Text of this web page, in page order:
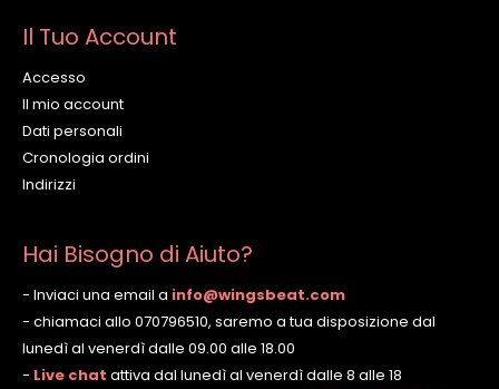
Il Tuo Account
Accesso
Il mio account
Dati personali
Cronologia ordini
Indirizzi
Hai Bisogno di Aiuto?
- Inviaci una email a info@wingsbeat.com
- chiamaci allo 070796510, saremo a tua disposizione dal
lunedì al venerdì dalle 09.00 alle 18.00
- Live chat attiva dal lunedì al venerdì dalle 8 alle 18